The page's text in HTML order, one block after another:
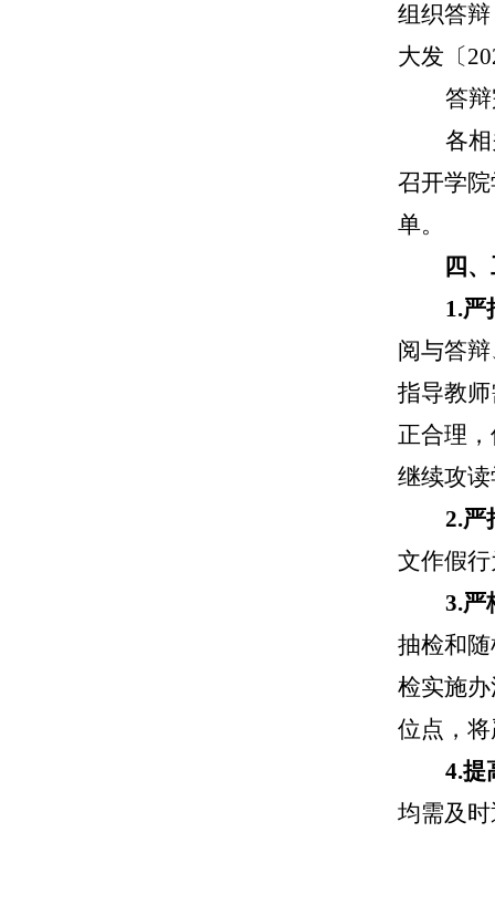
组织答
大发〔
答
各
召开学
单。
四
1.严
阅与答
指导教
正合理
继续攻
2.严
文作假
3.严
抽检和
检实施
位点，将
4.提
均需及